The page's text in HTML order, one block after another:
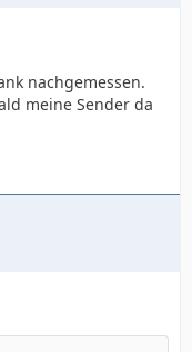
nachgemessen.
meine Sender da